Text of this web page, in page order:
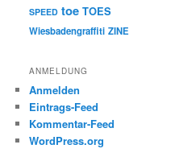
SPEED toe TOES
Wiesbadengraffiti ZINE
ANMELDUNG
Anmelden
Eintrags-Feed
Kommentar-Feed
WordPress.org